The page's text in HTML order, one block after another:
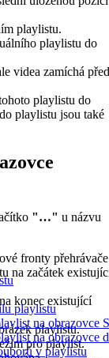
playlistu
na obrazovce
na obrazovce
v playlistu
playlistu.
playlistu do
videa zamíchá před
playlistu do
playlistu jsou také
"…" u názvu
fronty
na začátek
konec existující
playlistu.
pro playlist.